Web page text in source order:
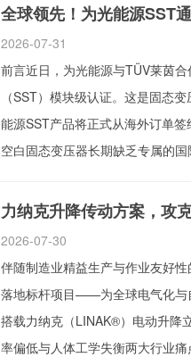
全球领先！为光能源SST
2026-07-31
前言近日，为光能源与TÜV莱茵
（SST）模块级认证。这是固态
能源SST产品将正式从海外订单
空白固态变压器长期缺乏专属的
力纳克升降传动方案，攻
2026-07-30
伴随制造业精益生产与作业友好
落地标杆项目——为全球电气化与
搭载力纳克（LINAK®）电动升降
率偏低与人体工学失衡两大行业